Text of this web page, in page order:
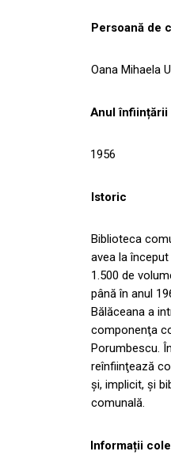
Persoană de
Oana Mihaela
Anul înființării
1956
Istoric
Biblioteca
avea la
1.500 de
până în anul
Bălăceana a
componenţa
Porumbescu.
reînfiinţează
şi, implicit, şi
comunală.
Informații